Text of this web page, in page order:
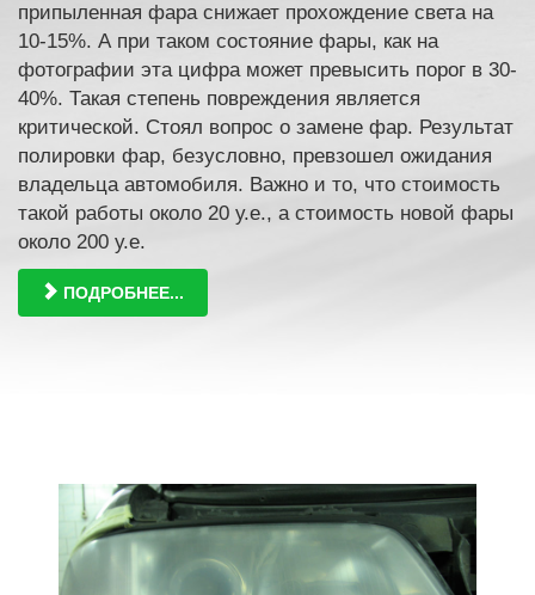
припыленная фара снижает прохождение света на
10-15%. А при таком состояние фары, как на
фотографии эта цифра может превысить порог в 30-
40%. Такая степень повреждения является
критической. Стоял вопрос о замене фар. Результат
полировки фар, безусловно, превзошел ожидания
владельца автомобиля. Важно и то, что стоимость
такой работы около 20 у.е., а стоимость новой фары
около 200 у.е.
ПОДРОБНЕЕ...